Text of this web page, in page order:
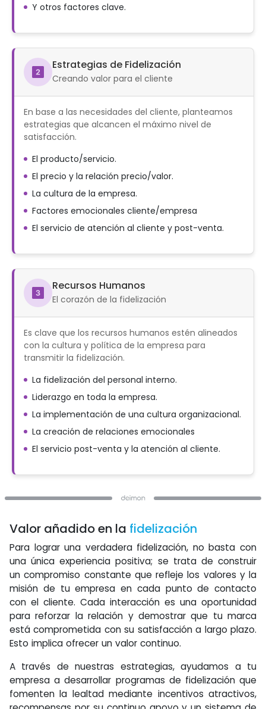
Y otros factores clave.
Estrategias de Fidelización
Creando valor para el cliente
En base a las necesidades del cliente, planteamos
estrategias que alcancen el máximo nivel de
satisfacción.
El producto/servicio.
El precio y la relación precio/valor.
La cultura de la empresa.
Factores emocionales cliente/empresa
El servicio de atención al cliente y post-venta.
Recursos Humanos
El corazón de la fidelización
Es clave que los recursos humanos estén alineados
con la cultura y política de la empresa para
transmitir la fidelización.
La fidelización del personal interno.
Liderazgo en toda la empresa.
La implementación de una cultura organizacional.
La creación de relaciones emocionales
El servicio post-venta y la atención al cliente.
Valor añadido en la fidelización
Para lograr una verdadera fidelización, no basta con
una única experiencia positiva; se trata de construir
un compromiso constante que refleje los valores y la
misión de tu empresa en cada punto de contacto
con el cliente. Cada interacción es una oportunidad
para reforzar la relación y demostrar que tu marca
está comprometida con su satisfacción a largo plazo.
Esto implica ofrecer un valor continuo.
A través de nuestras estrategias, ayudamos a tu
empresa a desarrollar programas de fidelización que
fomenten la lealtad mediante incentivos atractivos,